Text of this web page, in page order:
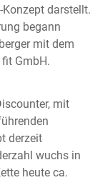
darstellt.
begann
mit dem
GmbH.
mit
derzeit
wuchs in
heute ca.